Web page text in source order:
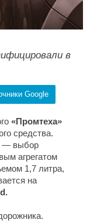
в
Google
«Промтеха»
средства.
— выбор
агрегатом
1,7 литра,
на